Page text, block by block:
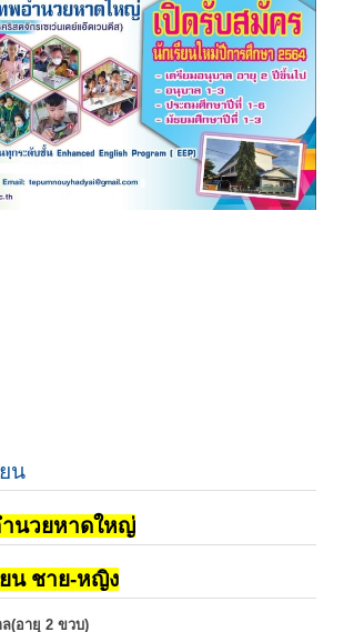
น
ำนวยหาดใหญ่
น ชาย-หญิง
(อายุ 2 ขวบ)